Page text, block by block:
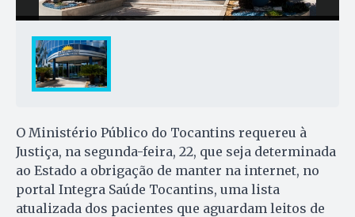
O Ministério Público do Tocantins requereu à
Justiça, na segunda-feira, 22, que seja determinada
ao Estado a obrigação de manter na internet, no
portal Integra Saúde Tocantins, uma lista
atualizada dos pacientes que aguardam leitos de